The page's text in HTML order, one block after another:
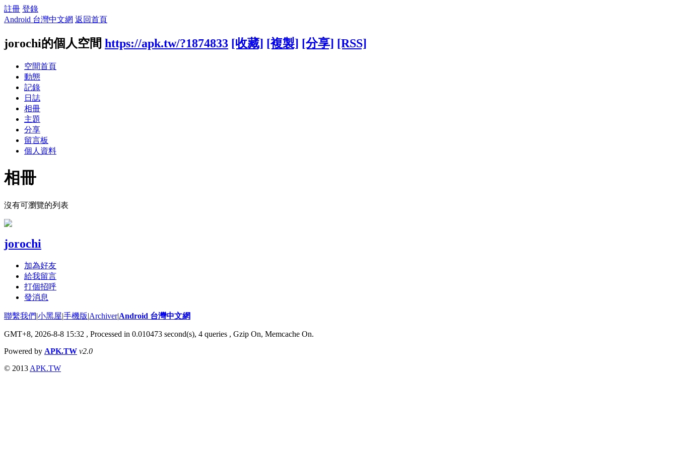
註冊 登錄
Android 台灣中文網 返回首頁
jorochi的個人空間 https://apk.tw/?1874833 [收藏] [複製] [分享] [RSS]
空間首頁
動態
記錄
日誌
相冊
主題
分享
留言板
個人資料
相冊
沒有可瀏覽的列表
jorochi
加為好友
給我留言
打個招呼
發消息
聯繫我們|小黑屋|手機版|Archiver|Android 台灣中文網
GMT+8, 2026-8-8 15:32 , Processed in 0.010473 second(s), 4 queries , Gzip On, Memcache On.
Powered by APK.TW v2.0
© 2013 APK.TW